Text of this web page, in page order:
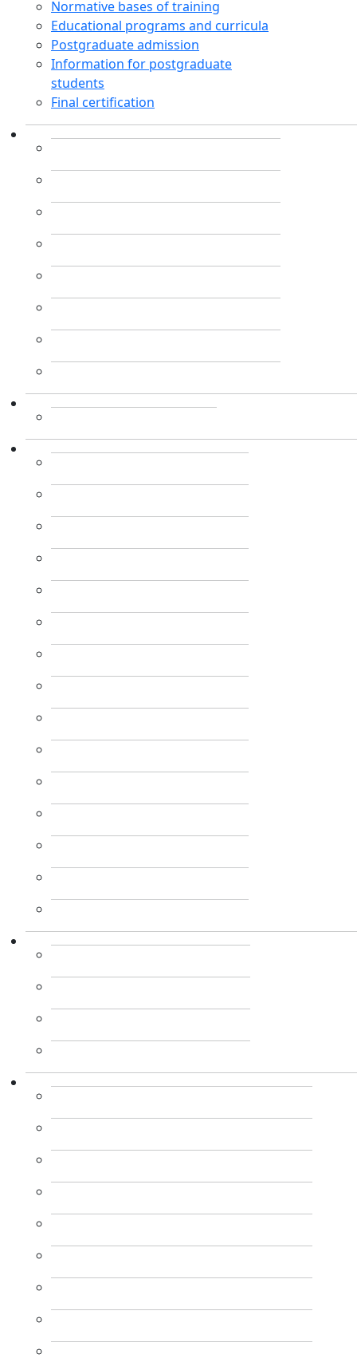
Normative bases of training
Educational programs and curricula
Postgraduate admission
Information for postgraduate
students
Final certification